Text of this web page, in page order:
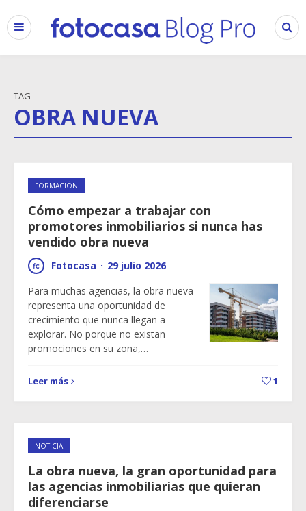
TAG
OBRA NUEVA
FORMACIÓN
Cómo empezar a trabajar con
promotores inmobiliarios si nunca has
vendido obra nueva
Fotocasa · 29 julio 2026
Para muchas agencias, la obra nueva
representa una oportunidad de
crecimiento que nunca llegan a
explorar. No porque no existan
promociones en su zona,…
Leer más 1
NOTICIA
La obra nueva, la gran oportunidad para
las agencias inmobiliarias que quieran
diferenciarse